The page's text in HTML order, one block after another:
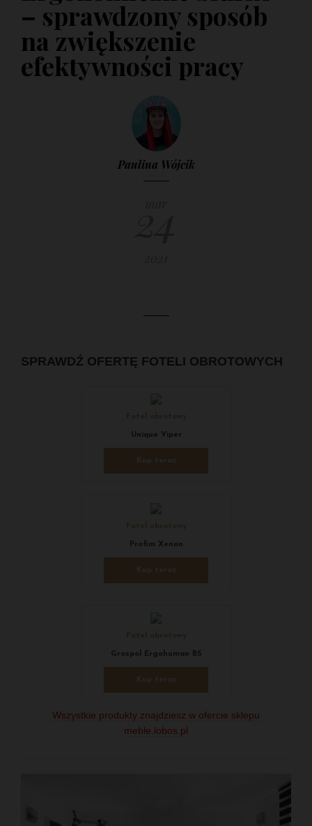
29 MARCA 2017
– sprawdzony sposób
na zwiększenie
efektywności pracy
Paulina Wójcik
SPRAWDŹ OFERTĘ FOTELI OBROTOWYCH
Unique Viper
Profim Xenon
Grospol Ergohuman BS
Wszystkie produkty znajdziesz w ofercie sklepu
meble.lobos.pl